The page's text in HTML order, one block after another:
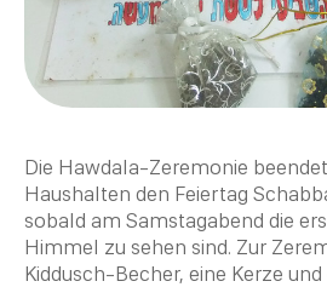
Die Hawdala-Zeremonie
Haushalten den Feiertag
sobald am Samstagabend die
Himmel zu sehen sind. Zur
Kiddusch-Becher, eine Kerze